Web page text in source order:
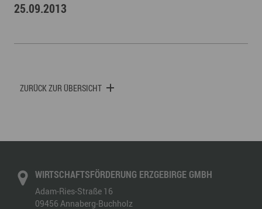
25.09.2013
ZURÜCK ZUR ÜBERSICHT
WIRTSCHAFTSFÖRDERUNG ERZGEBIRGE GMBH
Adam-Ries-Straße 16
09456 Annaberg-Buchholz